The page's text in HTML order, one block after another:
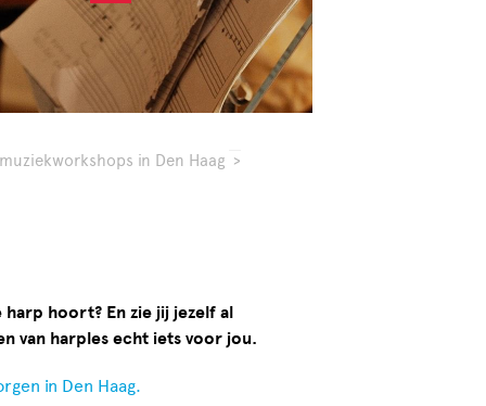
in Den Haag >
hoort? En zie jij jezelf al
van harples echt iets voor jou.
in Den Haag.